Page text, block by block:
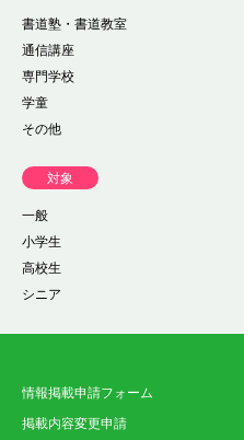
書道塾・書道教室
通信講座
専門学校
学童
その他
対象
一般
小学生
高校生
シニア
情報掲載申請フォーム
掲載内容変更申請